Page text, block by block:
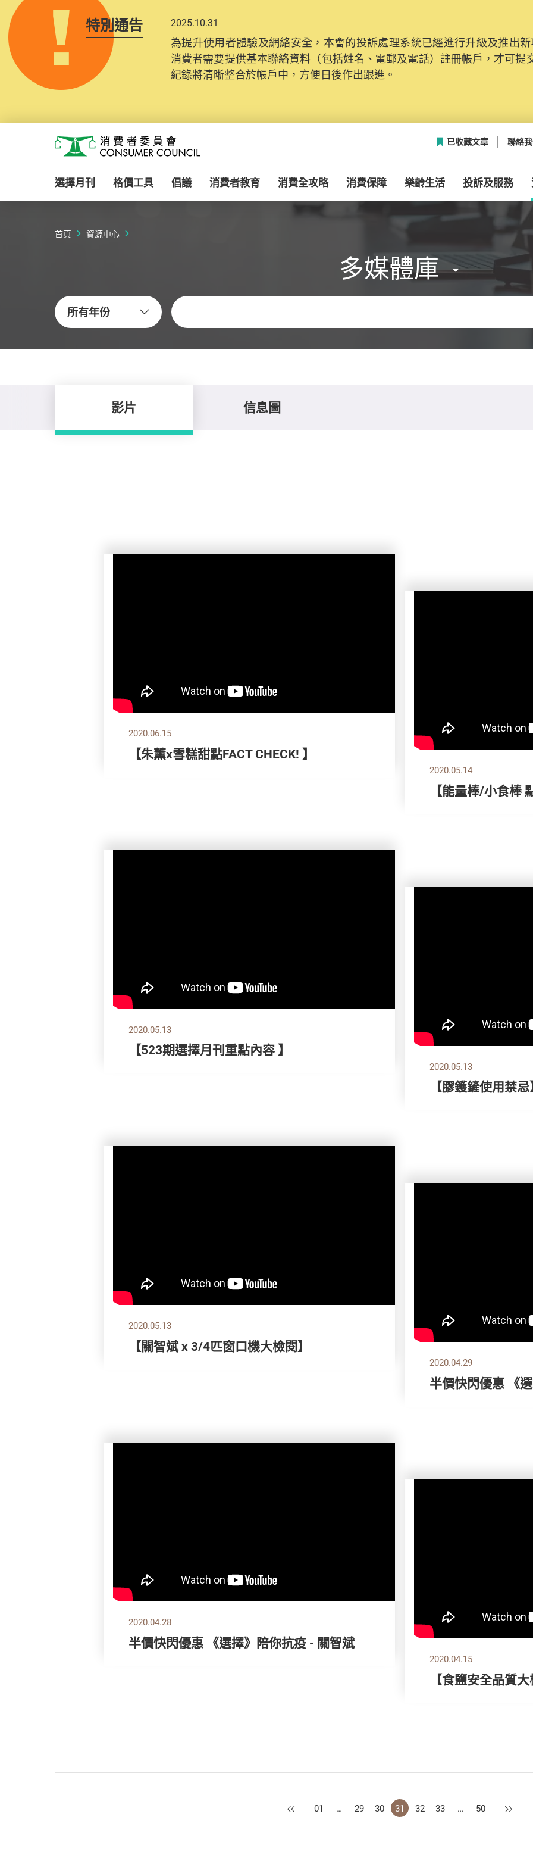
特別通告 2025.10.31
為提升使用者體驗及網絡安全，本會的投訴處理系統已經進行升級及推出
消費者需要提供基本聯絡資料（包括姓名、電郵及電話）註冊帳戶，才可提
紀錄將清晰整合於帳戶中，方便日後作出跟進。
消費者委員會
已收藏文章 聯絡
選擇月刊 格價工具 倡議 消費者教育 消費全攻略 消費保障 樂齡生活 投訴及服務
首頁 資源中心
多媒體庫
所有年份
關鍵字
影片 信息圖
2020.06.15
【朱薰x雪糕甜點FACT CHECK! 】
2020.05.14
【能量棒/小食棒
2020.05.13
【523期選擇月刊重點內容 】
2020.05.13
【膠鑊鏟使用禁
2020.05.13
【關智斌 x 3/4匹窗口機大檢閱】
2020.04.29
半價快閃優惠 《
2020.04.28
半價快閃優惠 《選擇》陪你抗疫 - 關智斌
2020.04.15
【食鹽安全品質
上一頁
01 … 29 30 31 32 33 … 50 下一頁